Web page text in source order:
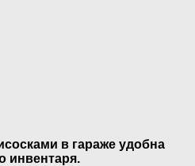
в гараже удобна
инвентаря.